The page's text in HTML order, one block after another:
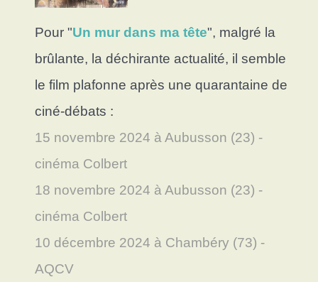
Pour "Un mur dans ma tête", malgré la
brûlante, la déchirante actualité, il semble
le film plafonne après une quarantaine de
ciné-débats :
15 novembre 2024 à Aubusson (23) -
cinéma Colbert
18 novembre 2024 à Aubusson (23) -
cinéma Colbert
10 décembre 2024 à Chambéry (73) -
AQCV